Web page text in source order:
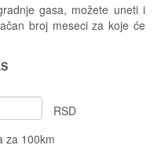
gasa, možete uneti i
broj meseci za koje će
RSD
za 100km